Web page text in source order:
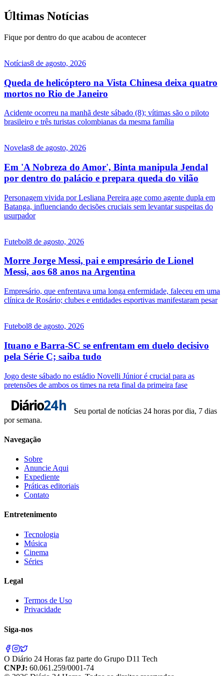
Últimas Notícias
Fique por dentro do que acabou de acontecer
Notícias8 de agosto, 2026
Queda de helicóptero na Vista Chinesa deixa quatro
mortos no Rio de Janeiro
Acidente ocorreu na manhã deste sábado (8); vítimas são o piloto
brasileiro e três turistas colombianas da mesma família
Novelas8 de agosto, 2026
Em 'A Nobreza do Amor', Binta manipula Jendal
por dentro do palácio e prepara queda do vilão
Personagem vivida por Lesliana Pereira age como agente dupla em
Batanga, influenciando decisões cruciais sem levantar suspeitas do
usurpador
Futebol8 de agosto, 2026
Morre Jorge Messi, pai e empresário de Lionel
Messi, aos 68 anos na Argentina
Empresário, que enfrentava uma longa enfermidade, faleceu em uma
clínica de Rosário; clubes e entidades esportivas manifestaram pesar
Futebol8 de agosto, 2026
Ituano e Barra-SC se enfrentam em duelo decisivo
pela Série C; saiba tudo
Jogo deste sábado no estádio Novelli Júnior é crucial para as
pretensões de ambos os times na reta final da primeira fase
Seu portal de notícias 24 horas por dia, 7 dias
por semana.
Navegação
Sobre
Anuncie Aqui
Expediente
Práticas editoriais
Contato
Entretenimento
Tecnologia
Música
Cinema
Séries
Legal
Termos de Uso
Privacidade
Siga-nos
O Diário 24 Horas faz parte do Grupo D11 Tech
CNPJ: 60.061.259/0001-74